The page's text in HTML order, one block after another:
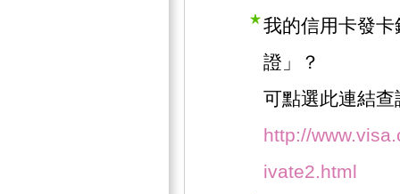
我的信用卡發
證」？
可點選此連結查
http://
ivate2.html